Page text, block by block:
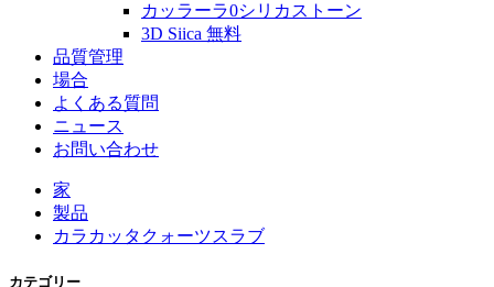
カッラーラ0シリカストーン
3D Siica 無料
品質管理
場合
よくある質問
ニュース
お問い合わせ
家
製品
カラカッタクォーツスラブ
カテゴリー